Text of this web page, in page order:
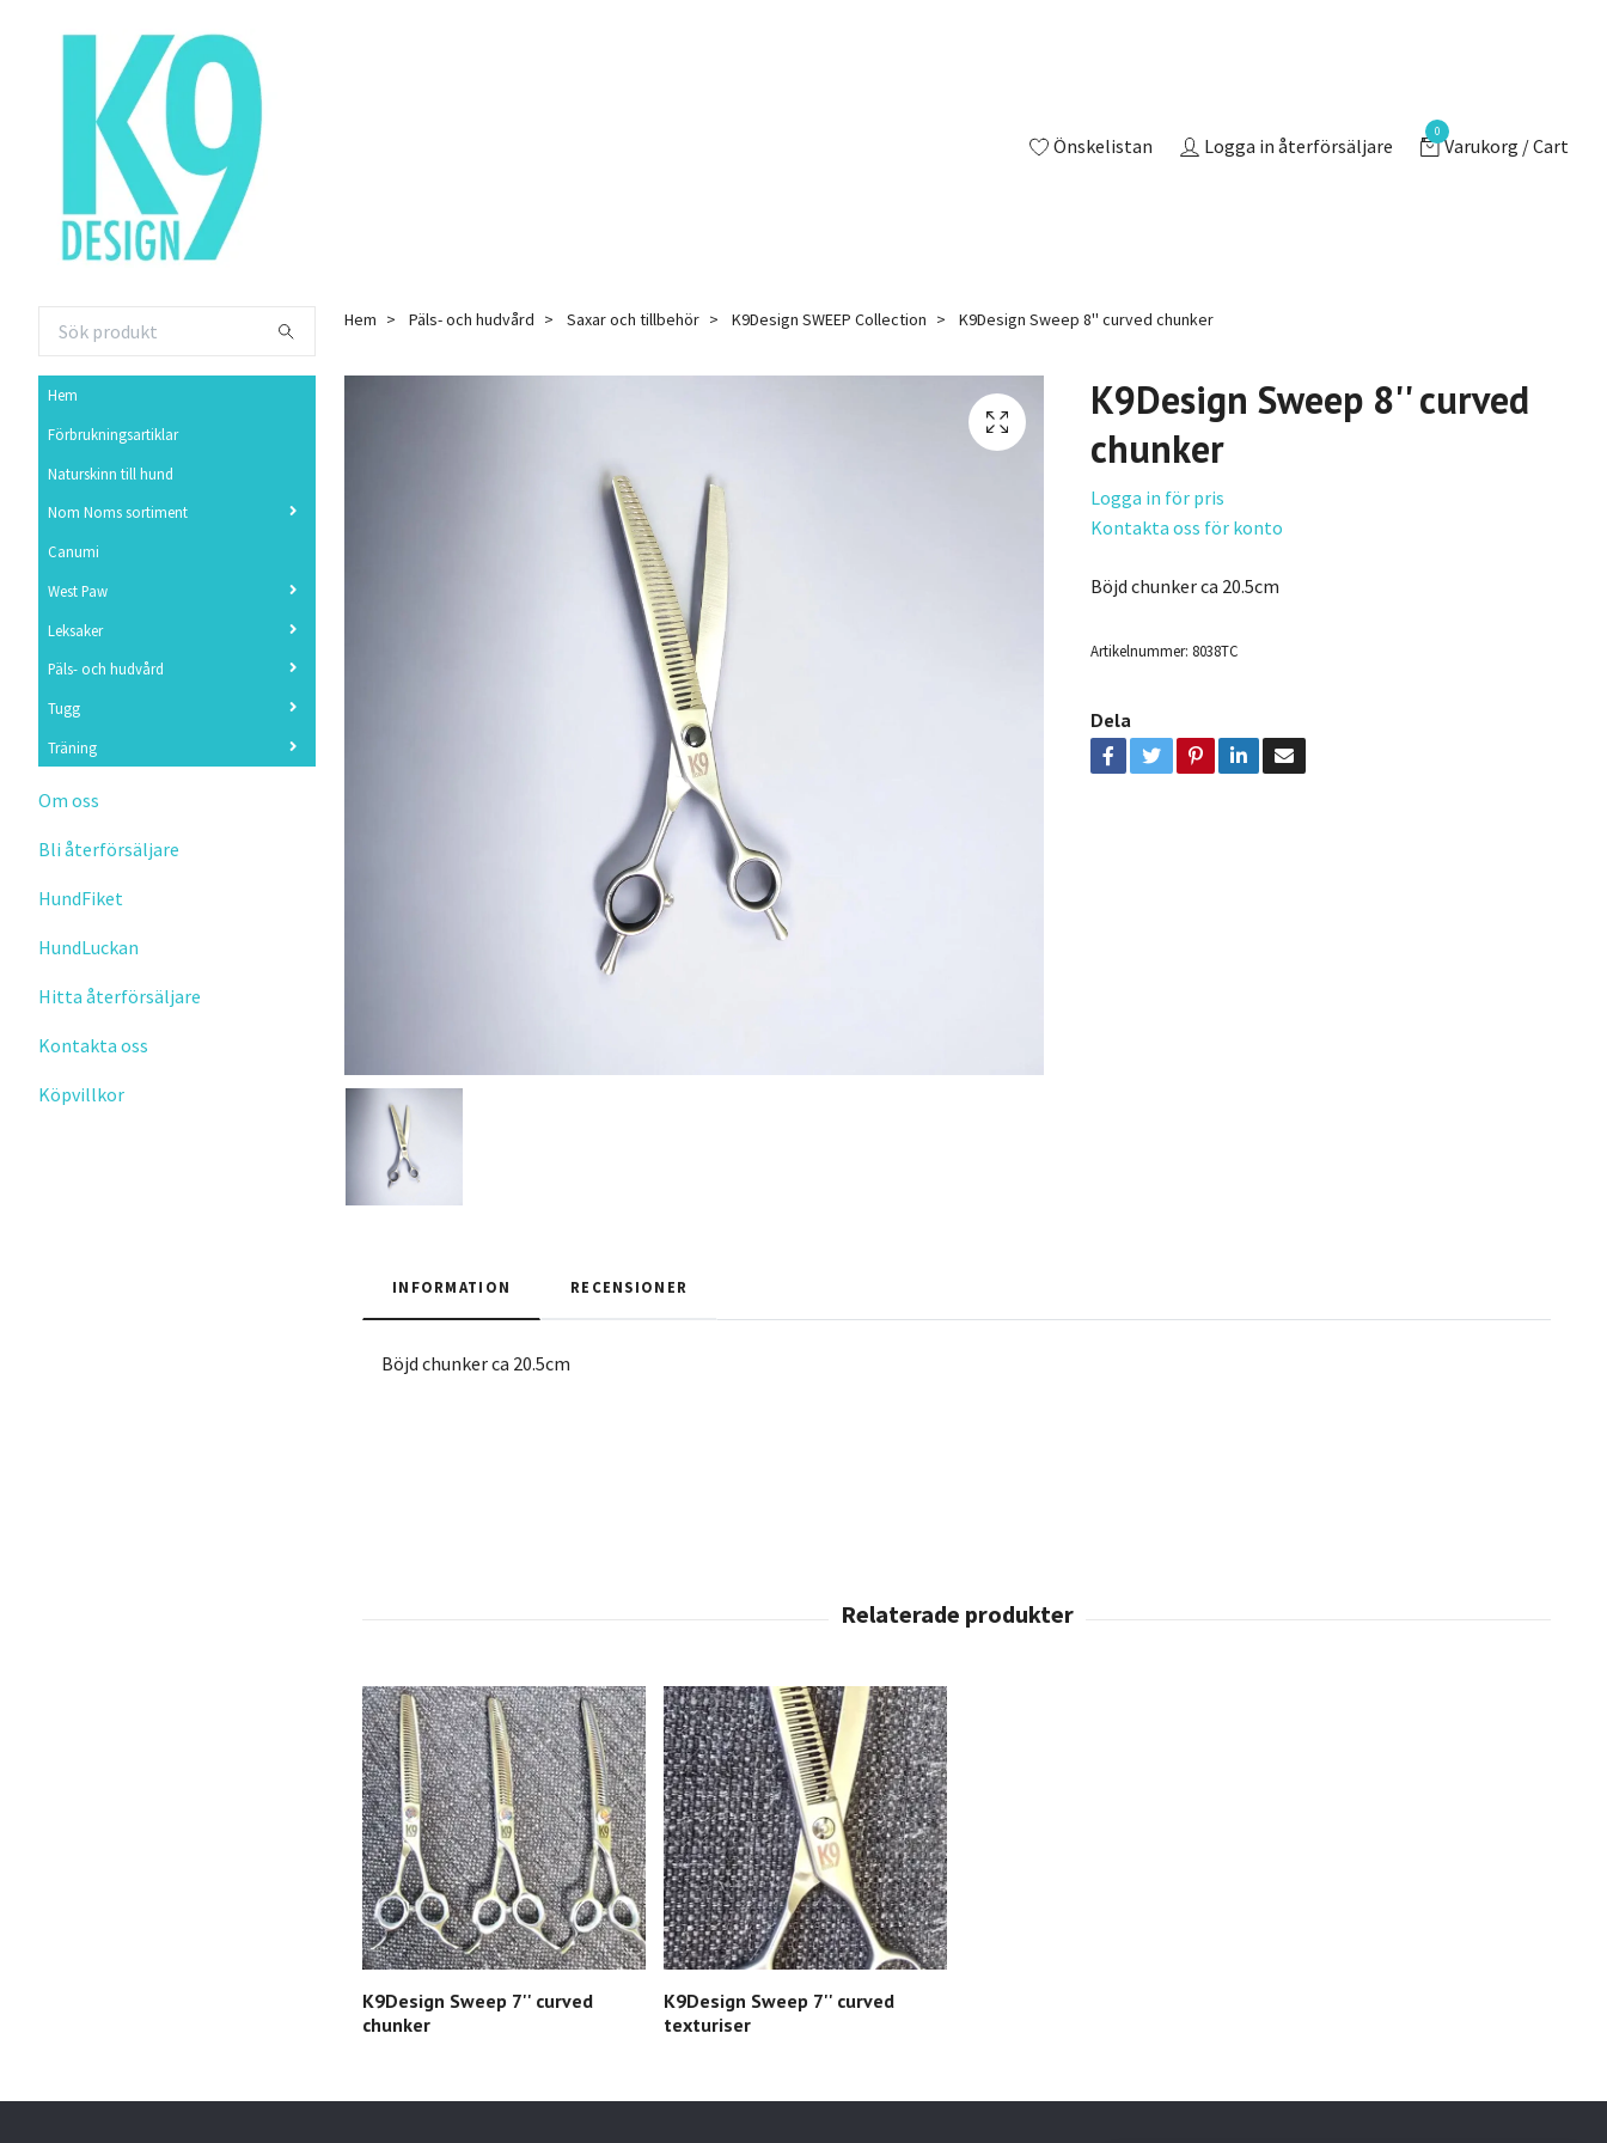
Önskelistan Logga in återförsäljare
0
Varukorg / Cart
Hem
Förbrukningsartiklar
Naturskinn till hund
Nom Noms sortiment
Canumi
West Paw
Leksaker
Päls- och hudvård
Tugg
Träning
Om oss
Bli återförsäljare
HundFiket
HundLuckan
Hitta återförsäljare
Kontakta oss
Köpvillkor
Hem Päls- och hudvård Saxar och tillbehör K9Design SWEEP Collection K9Design Sweep 8'' curved chunker
K9Design Sweep 8'' curved
chunker
Logga in för pris
Kontakta oss för konto
Böjd chunker ca 20.5cm
Artikelnummer: 8038TC
Dela
INFORMATION RECENSIONER
Böjd chunker ca 20.5cm
K9Design Sweep 7'' curved
chunker
K9Design Sweep 7'' curved
texturiser